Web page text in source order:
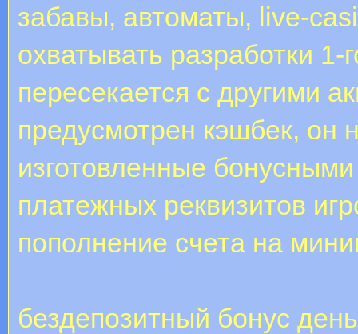
забавы, автоматы, live-
охватывать разработки
пересекается с другими
предусмотрен кэшбек, он
изготовленные
платежных реквизитов
пополнение счета на
бездепозитный бонус